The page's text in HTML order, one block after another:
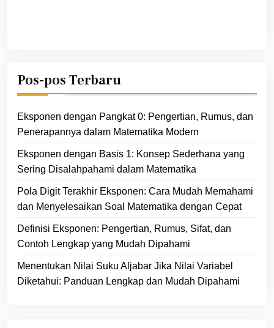
Pos-pos Terbaru
Eksponen dengan Pangkat 0: Pengertian, Rumus, dan
Penerapannya dalam Matematika Modern
Eksponen dengan Basis 1: Konsep Sederhana yang
Sering Disalahpahami dalam Matematika
Pola Digit Terakhir Eksponen: Cara Mudah Memahami
dan Menyelesaikan Soal Matematika dengan Cepat
Definisi Eksponen: Pengertian, Rumus, Sifat, dan
Contoh Lengkap yang Mudah Dipahami
Menentukan Nilai Suku Aljabar Jika Nilai Variabel
Diketahui: Panduan Lengkap dan Mudah Dipahami